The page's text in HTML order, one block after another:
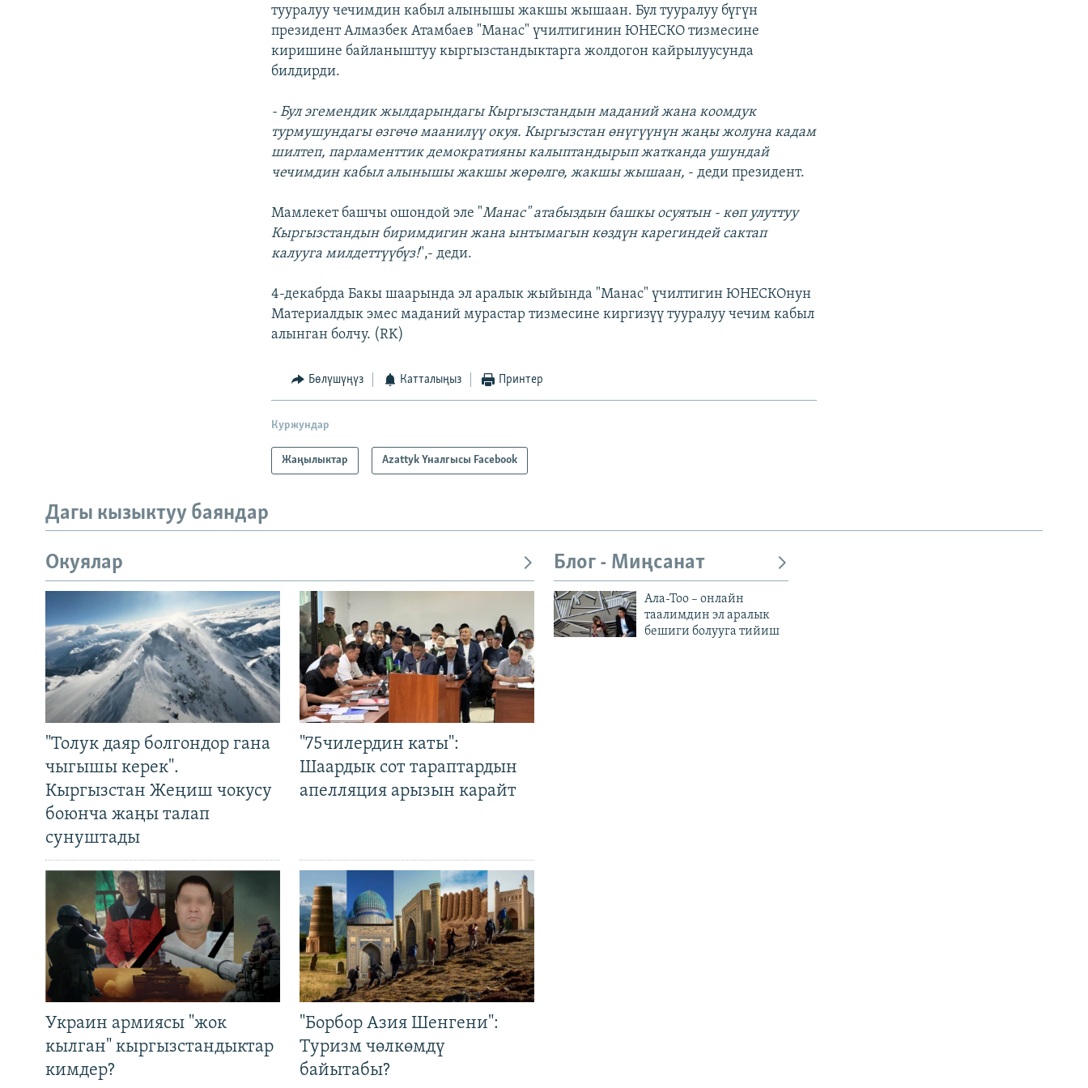
тууралуу чечимдин кабыл алынышы жакшы жышаан. Бул тууралуу бүгүн
президент Алмазбек Атамбаев "Манас" үчилтигинин ЮНЕСКО тизмесине
киришине байланыштуу кыргызстандыктарга жолдогон кайрылуусунда
билдирди.
- Бул эгемендик жылдарындагы Кыргызстандын маданий жана коомдук
турмушундагы өзгөчө маанилүү окуя. Кыргызстан өнүгүүнүн жаңы жолуна кадам
шилтеп, парламенттик демократияны калыптандырып жатканда ушундай
чечимдин кабыл алынышы жакшы жөрөлгө, жакшы жышаан, - деди президент.
Мамлекет башчы ошондой эле "Манас" атабыздын башкы осуятын - көп улуттуу
Кыргызстандын биримдигин жана ынтымагын көздүн карегиндей сактап
калууга милдеттүүбүз!",- деди.
4-декабрда Бакы шаарында эл аралык жыйында "Манас" үчилтигин ЮНЕСКОнун
Материалдык эмес маданий мурастар тизмесине киргизүү тууралуу чечим кабыл
алынган болчу. (RK)
Бөлүшүңүз Катталыңыз Принтер
Куржундар
Жаңылыктар Azattyk Үналгысы Facebook
Дагы кызыктуу баяндар
Окуялар
"Толук даяр болгондор гана
чыгышы керек".
Кыргызстан Жеңиш чокусу
боюнча жаңы талап
сунуштады
"75чилердин каты":
Шаардык сот тараптардын
апелляция арызын карайт
Украин армиясы "жок
кылган" кыргызстандыктар
кимдер?
"Борбор Азия Шенгени":
Туризм чөлкөмдү
байытабы?
Блог - Миңсанат
Ала-Тоо – онлайн
таалимдин эл аралык
бешиги болууга тийиш